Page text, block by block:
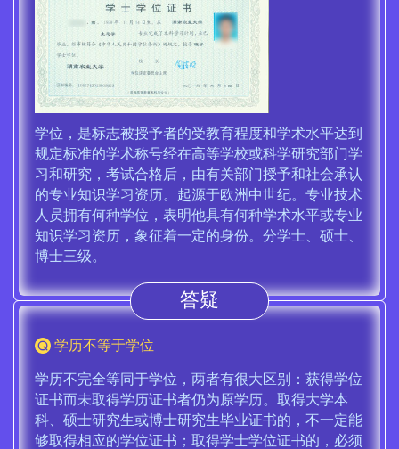
学位，是标志被授予者的受教育程度和学术水平达到
规定标准的学术称号经在高等学校或科学研究部门学
习和研究，考试合格后，由有关部门授予和社会承认
的专业知识学习资历。起源于欧洲中世纪。专业技术
人员拥有何种学位，表明他具有何种学术水平或专业
知识学习资历，象征着一定的身份。分学士、硕士、
博士三级。
答疑
学历不等于学位
学历不完全等同于学位，两者有很大区别：获得学位
证书而未取得学历证书者仍为原学历。取得大学本
科、硕士研究生或博士研究生毕业证书的，不一定能
够取得相应的学位证书；取得学士学位证书的，必须